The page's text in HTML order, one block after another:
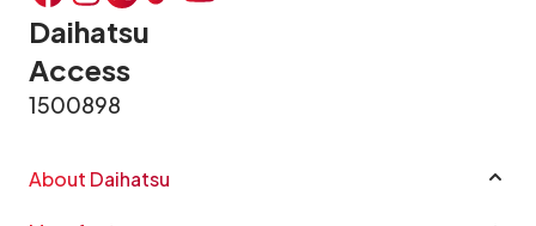
Daihatsu
Access
1500898
About Daihatsu